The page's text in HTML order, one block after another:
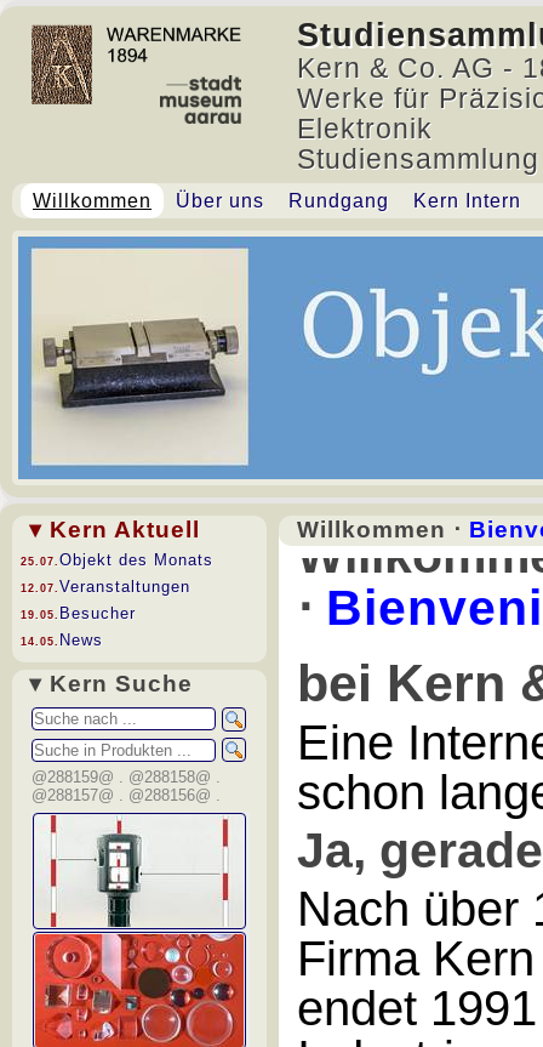
Kern & Co. AG -
Werke für
Elektronik
Willkommen Über uns Rundgang Kern Intern
▾ Kern Aktuell
25.07. Objekt des Monats
12.07. Veranstaltungen
19.05. Besucher
14.05. News
▾ Kern Suche
@288159@ . @288158@ .
@288157@ . @288156@ .
Willkommen ⋅
⋅
bei Kern
Eine
schon
Ja,
Nach über
Firma
endet